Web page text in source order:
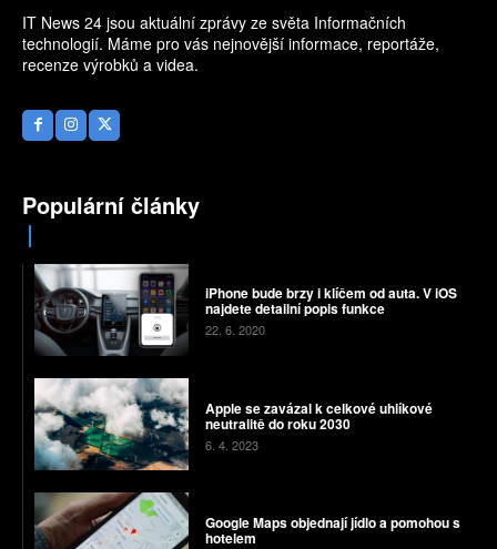
IT News 24 jsou aktuální zprávy ze světa Informačních
technologií. Máme pro vás nejnovější informace, reportáže,
recenze výrobků a videa.
Populární články
iPhone bude brzy i klíčem od auta. V iOS
najdete detailní popis funkce
22. 6. 2020
Apple se zavázal k celkové uhlíkové
neutralitě do roku 2030
6. 4. 2023
Google Maps objednají jídlo a pomohou s
hotelem